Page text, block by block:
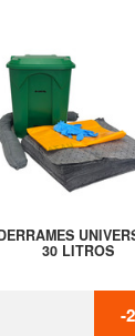
30 LITROS
-